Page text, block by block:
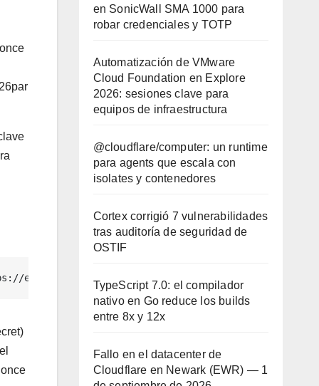
example.com/recurso.html",
en SonicWall SMA 1000 para
robar credenciales y TOTP
Automatización de VMware
Cloud Foundation en Explore
2026: sesiones clave para
equipos de infraestructura
@cloudflare/computer: un runtime
para agents que escala con
isolates y contenedores
Cortex corrigió 7 vulnerabilidades
tras auditoría de seguridad de
OSTIF
TypeScript 7.0: el compilador
nativo en Go reduce los builds
entre 8x y 12x
Fallo en el datacenter de
Cloudflare en Newark (EWR) — 1